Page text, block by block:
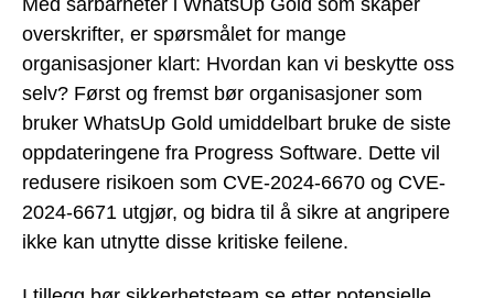
Med sårbarheter i WhatsUp Gold som skaper
overskrifter, er spørsmålet for mange
organisasjoner klart: Hvordan kan vi beskytte oss
selv? Først og fremst bør organisasjoner som
bruker WhatsUp Gold umiddelbart bruke de siste
oppdateringene fra Progress Software. Dette vil
redusere risikoen som CVE-2024-6670 og CVE-
2024-6671 utgjør, og bidra til å sikre at angripere
ikke kan utnytte disse kritiske feilene.